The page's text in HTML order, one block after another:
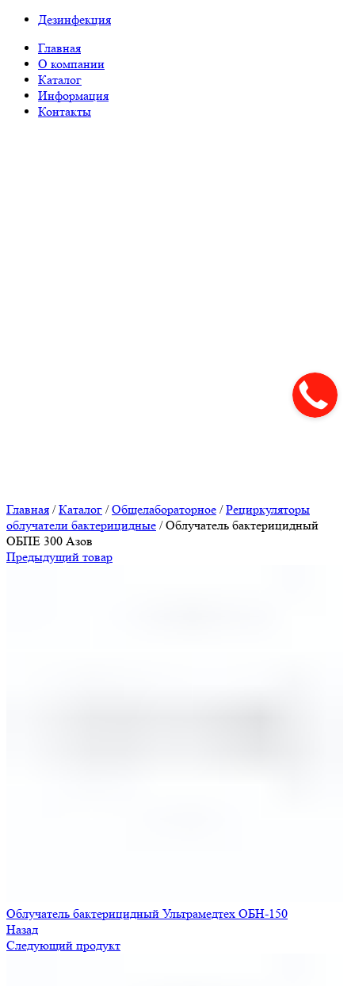
Дезинфекция
Главная
О компании
Каталог
Информация
Контакты
Главная /Каталог /Общелабораторное /Рециркуляторы
облучатели бактерицидные /Облучатель бактерицидный
ОБПЕ 300 Азов
Предыдущий товар
Облучатель бактерицидный Ультрамедтех ОБН-150
Назад
Следующий продукт